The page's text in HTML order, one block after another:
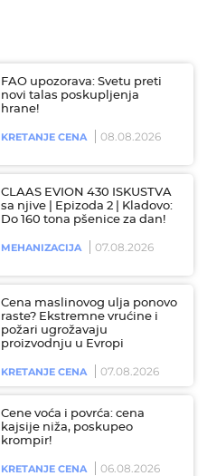
FAO upozorava: Svetu preti
novi talas poskupljenja
hrane!
KRETANJE CENA 08.08.2026
CLAAS EVION 430 ISKUSTVA
sa njive | Epizoda 2 | Kladovo:
Do 160 tona pšenice za dan!
MEHANIZACIJA 07.08.2026
Cena maslinovog ulja ponovo
raste? Ekstremne vrućine i
požari ugrožavaju
proizvodnju u Evropi
KRETANJE CENA 07.08.2026
Cene voća i povrća: cena
kajsije niža, poskupeo
krompir!
KRETANJE CENA 06.08.2026